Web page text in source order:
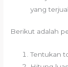
yang
Berikut adalah
Tentukan